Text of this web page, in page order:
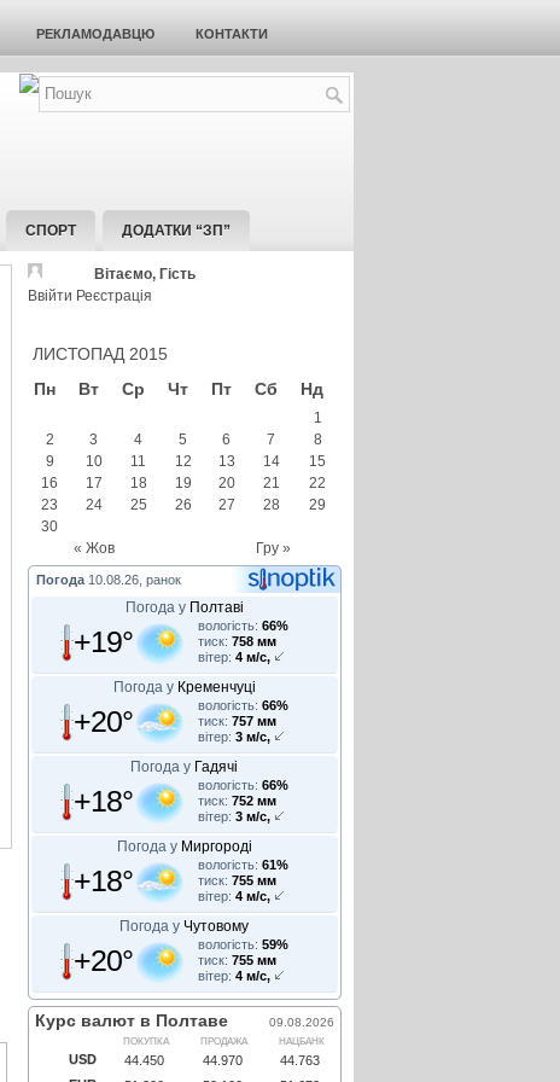
РЕКЛАМОДАВЦЮ КОНТАКТИ
СПОРТ ДОДАТКИ “ЗП”
Вітаємо, Гість
Ввійти Реєстрація
ЛИСТОПАД 2015
Пн
Вт Ср Чт Пт Сб Нд
« Жов Гру »
1
2
3 4 5 6 7
8
9
10 11 12 13 14
15
16
17 18 19 20 21
22
23
24 25 26 27 28
29
30
Погода 10.08.26, ранок
Погода у Полтаві
+19° вологість: 66%
тиск: 758 мм
вітер: 4 м/с,
Погода у Кременчуці
+20° вологість: 66%
тиск: 757 мм
вітер: 3 м/с,
Погода у Гадячі
+18° вологість: 66%
тиск: 752 мм
вітер: 3 м/с,
Погода у Миргороді
+18° вологість: 61%
тиск: 755 мм
вітер: 4 м/с,
Погода у Чутовому
+20° вологість: 59%
тиск: 755 мм
вітер: 4 м/с,